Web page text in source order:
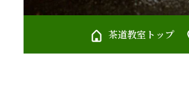
茶道教室トップ